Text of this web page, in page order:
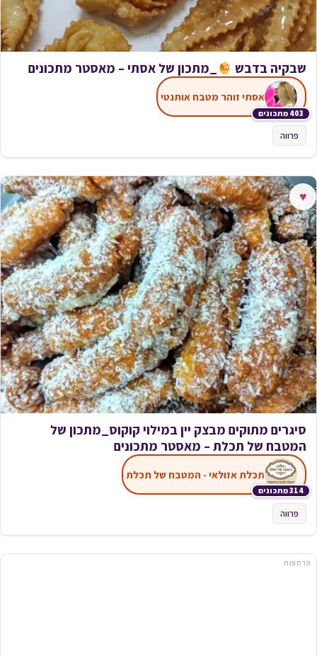
שבקיה בדבש _מתכון של אסתי – מאסטר מתכונים
403 מתכונים
אסתי זוהר מטבח אותנטי
פרווה
♥
סיגרים מתוקים מבצק יין במילוי קוקוס_מתכון של
המטבח של תכלת – מאסטר מתכונים
314 מתכונים
תכלת אזולאי - המטבח של תכלת
פרווה
פרסומת